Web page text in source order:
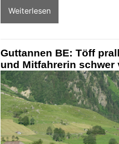
Weiterlesen
Guttannen BE: Töff
und Mitfahrerin schwer